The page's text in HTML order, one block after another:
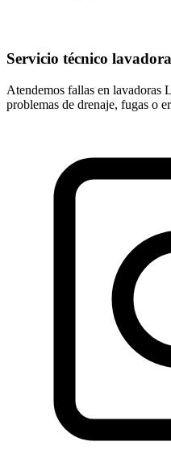
Servicio técnico
Atendemos fallas en lavadoras
problemas de drenaje, fugas o